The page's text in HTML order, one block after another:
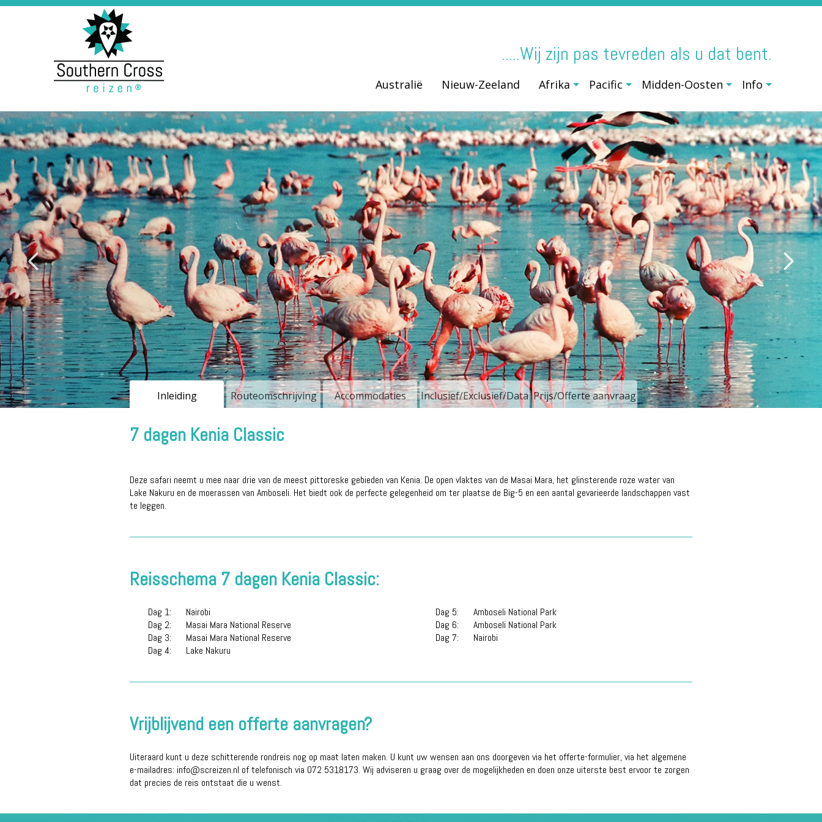
.....Wij zijn pas tevreden als u dat bent.
Australië Nieuw-Zeeland Afrika Pacific Midden-Oosten Info
Inleiding Routeomschrijving Accommodaties Inclusief/Exclusief/Data Prijs/Offerte aanvraag
7 dagen Kenia Classic
Deze safari neemt u mee naar drie van de meest pittoreske gebieden van Kenia. De open vlaktes van de Masai Mara, het glinsterende roze water van
Lake Nakuru en de moerassen van Amboseli. Het biedt ook de perfecte gelegenheid om ter plaatse de Big-5 en een aantal gevarieerde landschappen vast
te leggen.
Reisschema 7 dagen Kenia Classic:
Dag 1:
Nairobi
Dag 2:
Masai Mara National Reserve
Dag 3:
Masai Mara National Reserve
Dag 4:
Lake Nakuru
Dag 5:
Amboseli National Park
Dag 6:
Amboseli National Park
Dag 7:
Nairobi
Vrijblijvend een offerte aanvragen?
Uiteraard kunt u deze schitterende rondreis nog op maat laten maken. U kunt uw wensen aan ons doorgeven via het offerte-formulier, via het algemene
e-mailadres: info@screizen.nl of telefonisch via 072 5318173. Wij adviseren u graag over de mogelijkheden en doen onze uiterste best ervoor te zorgen
dat precies de reis ontstaat die u wenst.